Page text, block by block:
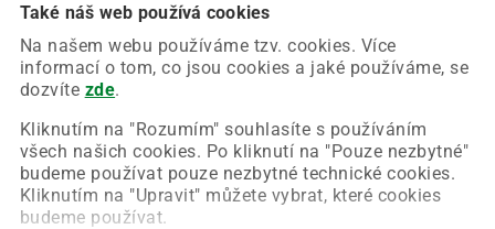
Také náš web používá cookies
Na našem webu používáme tzv. cookies. Více
informací o tom, co jsou cookies a jaké používáme, se
dozvíte zde.
Kliknutím na "Rozumím" souhlasíte s používáním
všech našich cookies. Po kliknutí na "Pouze nezbytné"
budeme používat pouze nezbytné technické cookies.
Kliknutím na "Upravit" můžete vybrat, které cookies
budeme používat.
Chyba nastala na naší straně a už ji opravujeme.
Zkuste prosím znovu načíst požadovanou stránku.
Obnovit stránku Úvodní strana